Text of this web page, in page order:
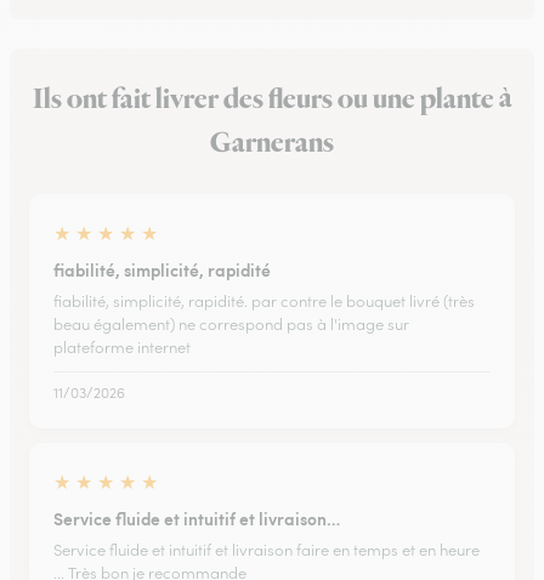
Ils ont fait livrer des fleurs ou une plante à
Garnerans
★ ★ ★ ★ ★
fiabilité, simplicité, rapidité
fiabilité, simplicité, rapidité. par contre le bouquet livré (très
beau également) ne correspond pas à l'image sur
plateforme internet
11/03/2026
★ ★ ★ ★ ★
Service fluide et intuitif et livraison…
Service fluide et intuitif et livraison faire en temps et en heure
... Très bon je recommande